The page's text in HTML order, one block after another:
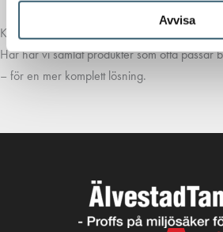
Avvisa
Komplettera med rätt tillval
Här har vi samlat produkter som ofta passar
– för en mer komplett lösning.